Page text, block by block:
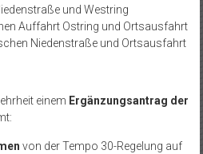
und Westring
Auffahrt Ostring und Ortsausfahrt
Niedenstraße und Ortsausfahrt
einem Ergänzungsantrag der
von der Tempo 30-Regelung auf